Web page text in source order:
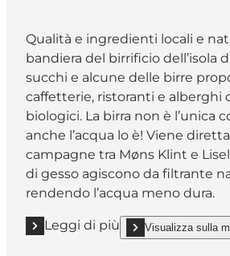
Qualità e ingredienti locali e
bandiera del birrificio dell’isola
succhi e alcune delle birre
caffetterie, ristoranti e alberghi
biologici. La birra non è l’unica
anche l’acqua lo è! Viene
campagne tra Møns Klint e
di gesso agiscono da filtrante
rendendo l’acqua meno dura.
Leggi di più
Leggi di più "Bryghuset Møn"
Visualizza sulla
show Bryghuset Møn